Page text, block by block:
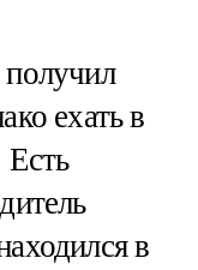
ехать в
Есть
в